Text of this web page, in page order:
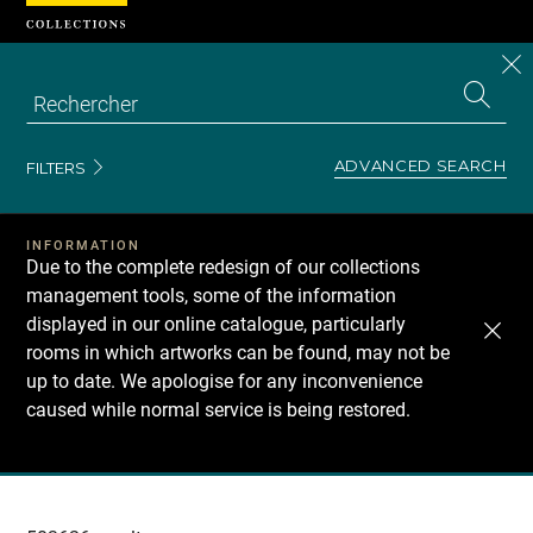
FILTERS ADVANCED SEARCH
INFORMATION
Due to the complete redesign of our collections
management tools, some of the information
displayed in our online catalogue, particularly
rooms in which artworks can be found, may not be
up to date. We apologise for any inconvenience
caused while normal service is being restored.
Recherche
Cookies management panel